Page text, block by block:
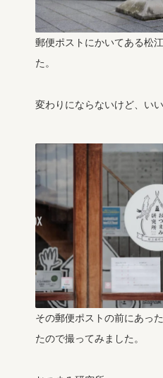
郵便ポストにかいてある松
た。
変わりにならないけど、いい
その郵便ポストの前にあっ
たので撮ってみました。